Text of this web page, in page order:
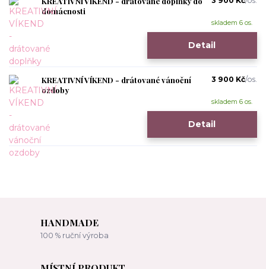
domácnosti
skladem 6 os.
Detail
KREATIVNÍ VÍKEND - drátované vánoční
ozdoby
3 900 Kč/os.
skladem 6 os.
Detail
HANDMADE
100 % ruční výroba